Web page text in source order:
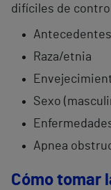
difíciles de
Raza/etnia
Sexo
Apnea
Cómo tomar